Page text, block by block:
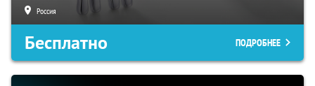
Россия
Бесплатно ПОДРОБНЕЕ